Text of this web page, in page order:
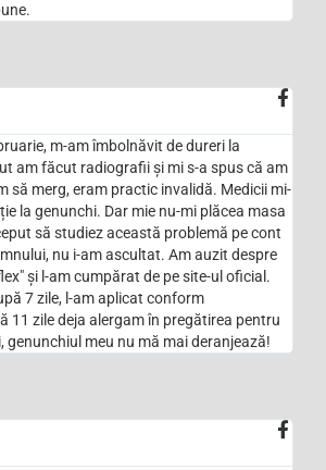
m-am îmbolnăvit de dureri la
am făcut radiografii și mi s-a spus că am
să merg, eram practic invalidă. Medicii mi-
la genunchi. Dar mie nu-mi plăcea masa
să studiez această problemă pe cont
nu i-am ascultat. Am auzit despre
și l-am cumpărat de pe site-ul oficial.
7 zile, l-am aplicat conform
11 zile deja alergam în pregătirea pentru
genunchiul meu nu mă mai deranjează!